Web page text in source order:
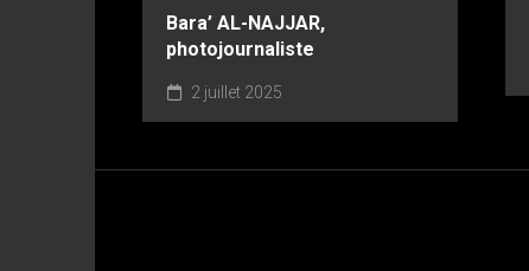
Bara’ AL-NAJJAR,
photojournaliste
2 juillet 2025